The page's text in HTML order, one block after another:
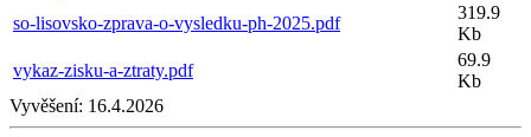
so-lisovsko-zprava-o-vysledku-ph-2025.pdf
319.9
Kb
vykaz-zisku-a-ztraty.pdf
69.9
Kb
Vyvěšení: 16.4.2026